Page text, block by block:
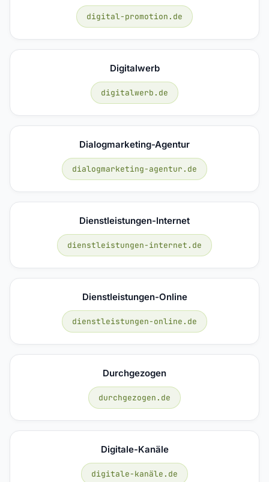
digital-promotion.de
Digitalwerb
digitalwerb.de
Dialogmarketing-Agentur
dialogmarketing-agentur.de
Dienstleistungen-Internet
dienstleistungen-internet.de
Dienstleistungen-Online
dienstleistungen-online.de
Durchgezogen
durchgezogen.de
Digitale-Kanäle
digitale-kanäle.de